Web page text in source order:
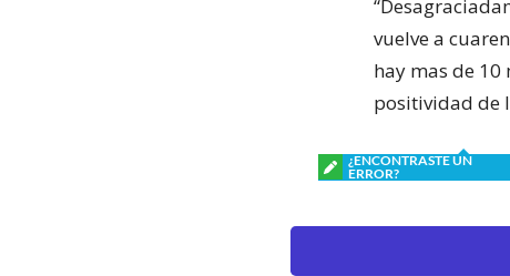
vuelve a
hay mas de 10
positividad de
¿ENCONTRASTE UN
ERROR?